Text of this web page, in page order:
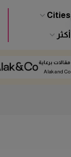
Cities
أكثر
مقالات برعاية
Alak and Co